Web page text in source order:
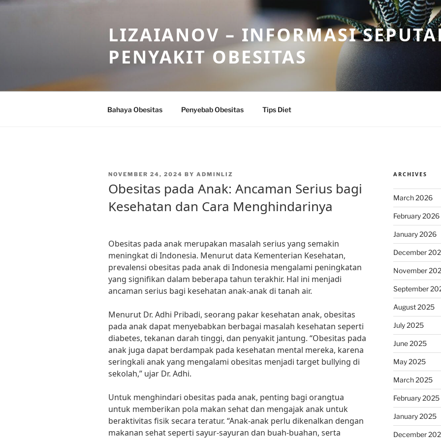
Skip
LIZAIANOV – INFORMASI
PENYAKIT OBESITAS
Bahaya Obesitas Penyebab Obesitas Tips Diet
POSTED
NOVEMBER 24, 2024 BY ADMINLIZ
Obesitas pada Anak: Ancaman Serius bagi
Kesehatan dan Cara Menghindarinya
Obesitas pada anak merupakan masalah serius yang semakin
meningkat di Indonesia. Menurut data Kementerian Kesehatan,
prevalensi obesitas pada anak di Indonesia mengalami peningkatan
yang signifikan dalam beberapa tahun terakhir. Hal ini menjadi
ancaman serius bagi kesehatan anak-anak di tanah air.
Menurut Dr. Adhi Pribadi, seorang pakar kesehatan anak, obesitas
pada anak dapat menyebabkan berbagai masalah kesehatan seperti
diabetes, tekanan darah tinggi, dan penyakit jantung. “Obesitas pada
anak juga dapat berdampak pada kesehatan mental mereka, karena
seringkali anak yang mengalami obesitas menjadi target bullying di
sekolah,” ujar Dr. Adhi.
Untuk menghindari obesitas pada anak, penting bagi orangtua
untuk memberikan pola makan sehat dan mengajak anak untuk
beraktivitas fisik secara teratur. “Anak-anak perlu dikenalkan dengan
makanan sehat seperti sayur-sayuran dan buah-buahan, serta
ARCHIVES
March 2026
February 2026
January 2026
December
November
September
August 2025
July 2025
June 2025
May 2025
March 2025
February 2025
January 2025
December